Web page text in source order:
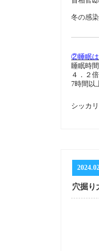
冬の感
②睡眠は
睡眠時
４．２
7時間以
シッカ
穴掘り